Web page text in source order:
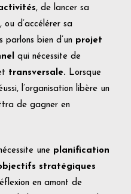
, de lancer sa
, ou d’accélérer sa
parlons bien d’un projet
qui nécessite de
transversale. Lorsque
l’organisation libère un
de gagner en
une planification
stratégiques
en amont de